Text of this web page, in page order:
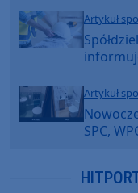
Artykuł
Artykuł
SPC,